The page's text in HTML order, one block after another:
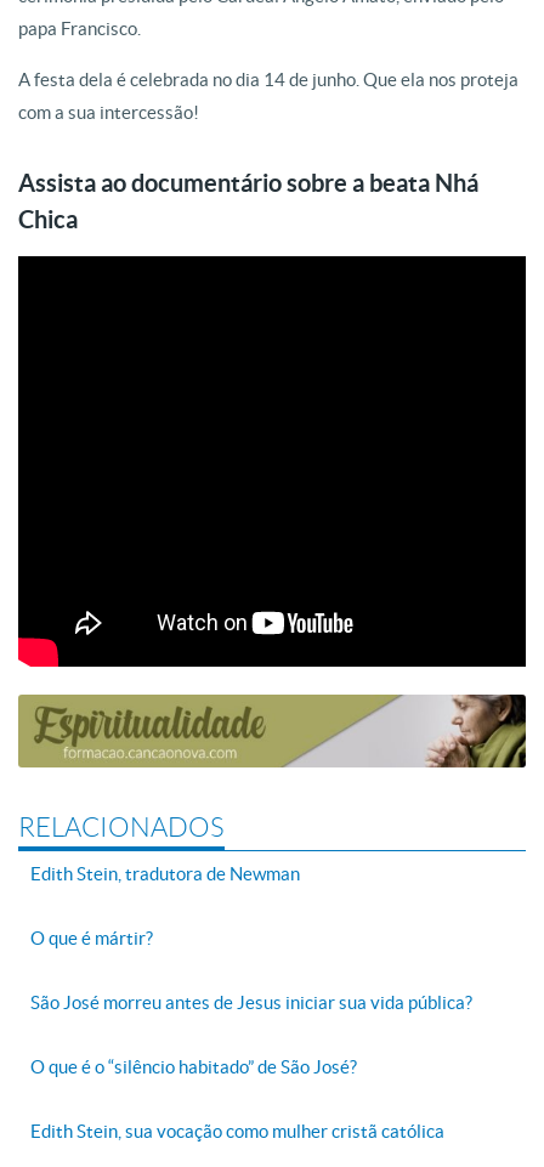
papa Francisco.
A festa dela é celebrada no dia 14 de junho. Que ela nos proteja
com a sua intercessão!
Assista ao documentário sobre a beata Nhá
Chica
RELACIONADOS
Edith Stein, tradutora de Newman
O que é mártir?
São José morreu antes de Jesus iniciar sua vida pública?
O que é o “silêncio habitado” de São José?
Edith Stein, sua vocação como mulher cristã católica